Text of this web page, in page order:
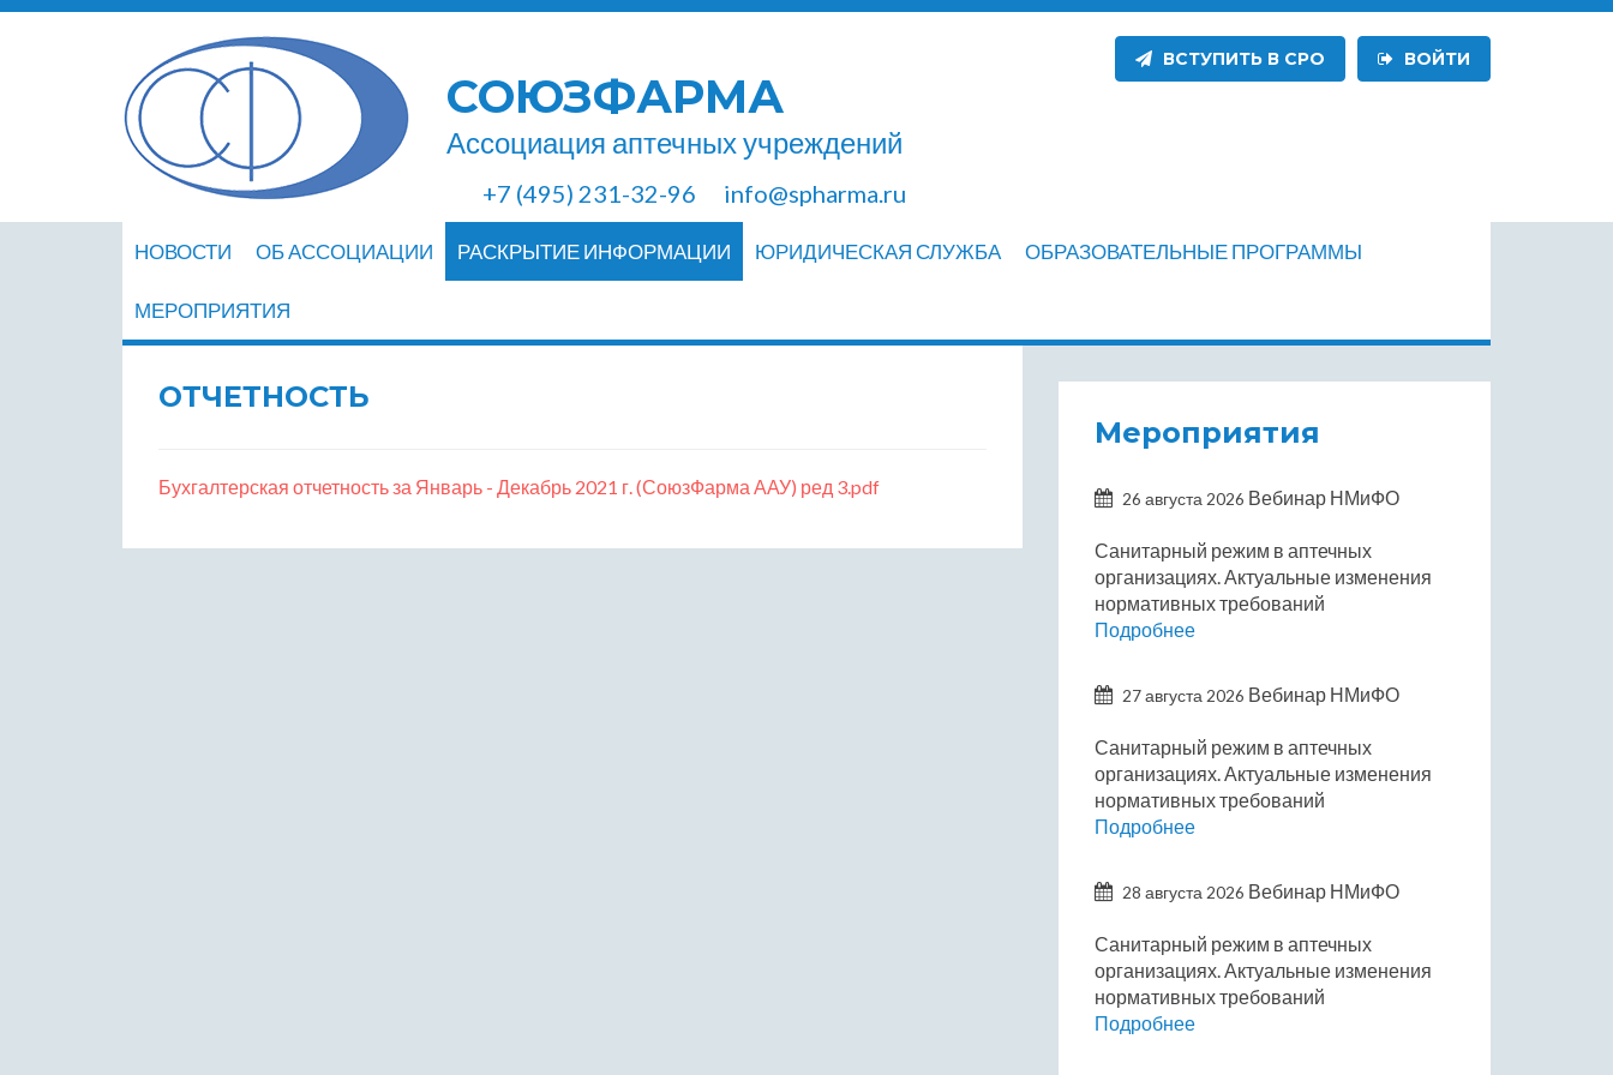
СОЮЗФАРМА
Ассоциация аптечных учреждений
+7 (495) 231-32-96 info@spharma.ru
ВОЙТИ
ВСТУПИТЬ В СРО
НОВОСТИ ОБ АССОЦИАЦИИ РАСКРЫТИЕ ИНФОРМАЦИИ ЮРИДИЧЕСКАЯ СЛУЖБА ОБРАЗОВАТЕЛЬНЫЕ ПРОГРАММЫ
МЕРОПРИЯТИЯ
ОТЧЕТНОСТЬ
Бухгалтерская отчетность за Январь - Декабрь 2021 г. (СоюзФарма ААУ) ред 3.pdf
Мероприятия
26 августа 2026 Вебинар НМиФО
Санитарный режим в аптечных
организациях. Актуальные изменения
нормативных требований
Подробнее
27 августа 2026 Вебинар НМиФО
Санитарный режим в аптечных
организациях. Актуальные изменения
нормативных требований
Подробнее
28 августа 2026 Вебинар НМиФО
Санитарный режим в аптечных
организациях. Актуальные изменения
нормативных требований
Подробнее